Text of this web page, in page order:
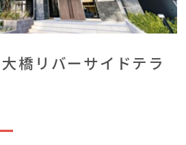
橋リバーサイドテラ